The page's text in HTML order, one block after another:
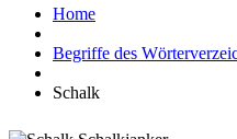
Home
Begriffe des
Schalk